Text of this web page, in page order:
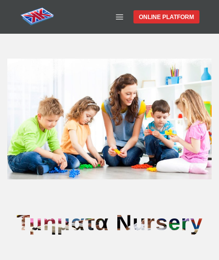
ONLINE PLATFORM
Τμηματα Nursery